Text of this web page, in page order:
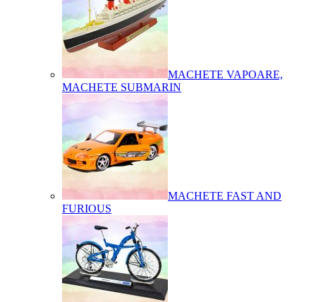
MACHETE VAPOARE,
MACHETE SUBMARIN
MACHETE FAST AND
FURIOUS